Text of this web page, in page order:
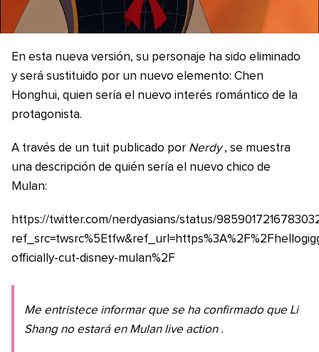
En esta nueva versión, su personaje ha sido eliminado
y será sustituido por un nuevo elemento: Chen
Honghui, quien sería el nuevo interés romántico de la
protagonista.
A través de un tuit publicado por Nerdy , se muestra
una descripción de quién sería el nuevo chico de
Mulan:
https://twitter.com/nerdyasians/status/
officially-cut-disney-mulan%2F
Me entristece informar que se ha confirmado que Li
Shang no estará en Mulan live action .